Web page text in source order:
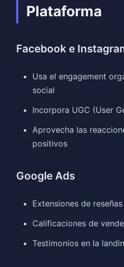
Plataforma
Facebook e
Usa el engagement
social
Incorpora UGC (User
Aprovecha las
positivos
Google Ads
Extensiones de reseñas
Calificaciones de
Testimonios en la